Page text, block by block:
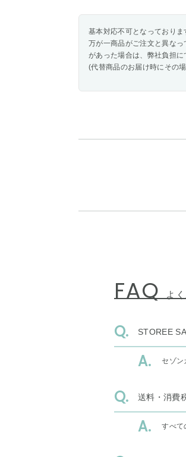
基本対応不可となっておりま
万が一商品がご注文と異な
があった場合は、弊社負担に
(代替商品のお届け時にその
FAQ よ
STOREE
セゾン
送料・消費
すべて